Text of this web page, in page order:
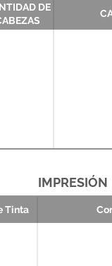
DE
IMPRESIÓN
Tinta